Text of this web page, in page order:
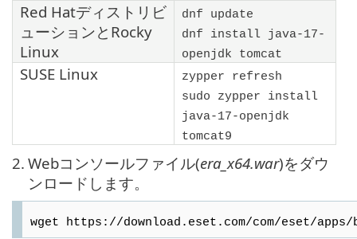
Red Hatディストリビ
ューションと Rocky
Linux
dnf update
dnf install java-17-
openjdk tomcat
SUSE Linux
zypper refresh
sudo zypper install
java-17-openjdk
tomcat9
2. Webコンソールファイル(era_x64.war)をダウ
ンロードします。
wget https://download.eset.com/com/eset/